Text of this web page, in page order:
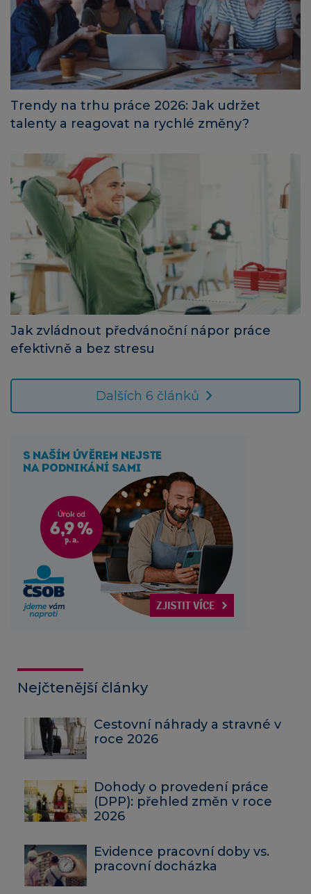
Trendy na trhu práce 2026: Jak udržet
talenty a reagovat na rychlé změny?
Jak zvládnout předvánoční nápor práce
efektivně a bez stresu
Dalších 6 článků
Nejčtenější články
Cestovní náhrady a stravné v
roce 2026
Dohody o provedení práce
(DPP): přehled změn v roce
2026
Evidence pracovní doby vs.
pracovní docházka